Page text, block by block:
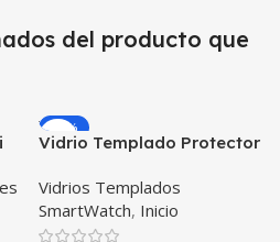
del producto que
-25%
Vidrio Templado Protector
Smartwatch Samsung
Gear S3 Frontier
Vidrios Templados
SmartWatch, Inicio